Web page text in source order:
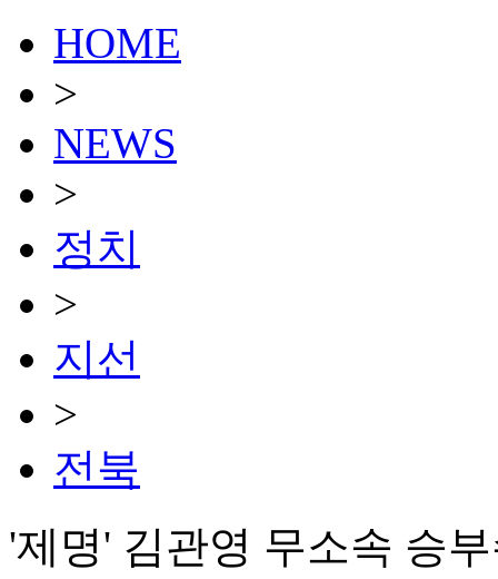
HOME
>
NEWS
>
정치
>
지선
>
전북
'제명' 김관영 무소속 승